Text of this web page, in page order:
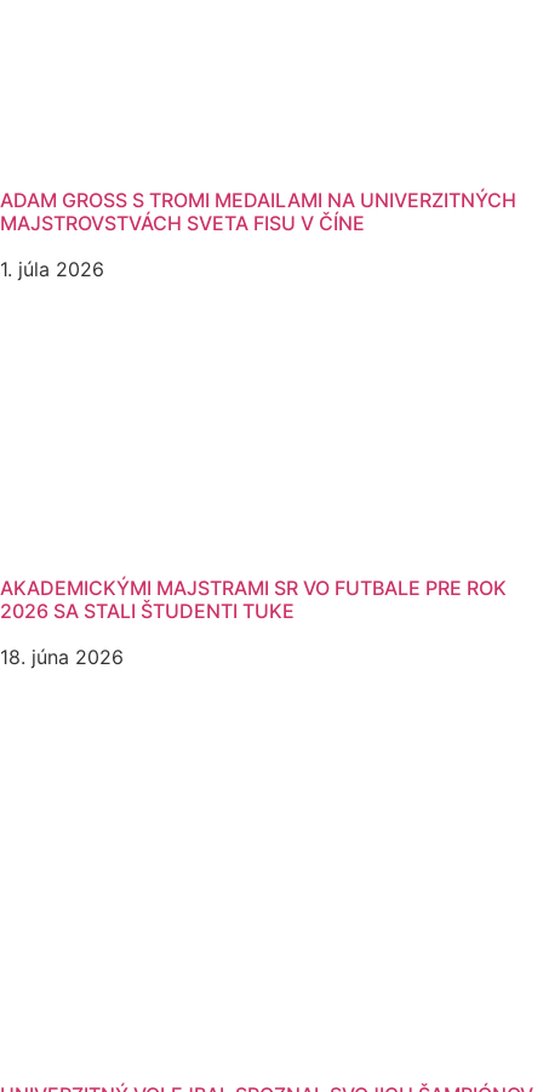
ADAM GROSS S TROMI MEDAILAMI NA UNIVERZITNÝCH
MAJSTROVSTVÁCH SVETA FISU V ČÍNE
1. júla 2026
AKADEMICKÝMI MAJSTRAMI SR VO FUTBALE PRE ROK
2026 SA STALI ŠTUDENTI TUKE
18. júna 2026